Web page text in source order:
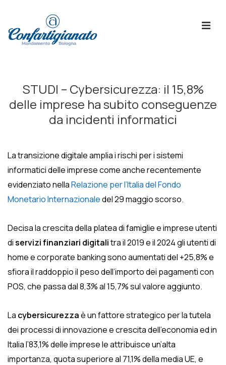
Principale
STUDI – Cybersicurezza: il 15,8%
delle imprese ha subito conseguenze
da incidenti informatici
La transizione digitale amplia i rischi per i sistemi
informatici delle imprese come anche recentemente
evidenziato nellaRelazione per l’Italia delFondo
Monetario Internazionaledel 29 maggio scorso.
Decisa la crescita della platea di famiglie e imprese utenti
diservizi finanziari digitalitra il 2019 e il 2024 gli utenti di
home e corporate banking sono aumentati del +25,8% e
sfiora il raddoppio il peso dell’importo dei pagamenti con
POS, che passa dal 8,3% al 15,7% sul valore aggiunto.
La cybersicurezzaè un fattore strategico per la tutela
dei processi di innovazione e crescita dell’economia ed in
Italia l’83,1% delle imprese le attribuisce un’alta
importanza, quota superiore al 71,1% della media UE, e